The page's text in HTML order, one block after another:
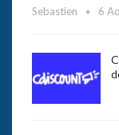
Sebastien 6